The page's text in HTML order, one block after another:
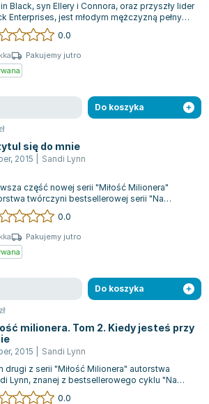
Black, syn Ellery i Connora, oraz przyszły lider
Enterprises, jest młodym mężczyzną pełnym
i energii. W wieku d...
0.0
Pakujemy jutro
Do koszyka
się do mnie
, 2015 Sandi Lynn
część nowej serii "Miłość Milionera"
twórczyni bestsellerowej serii "Na
przedstawia historię Rory Sincl...
0.0
Pakujemy jutro
zł
Do koszyka
milionera. Tom 2. Kiedy jesteś przy
, 2015
Sandi Lynn
drugi z serii "Miłość Milionera" autorstwa
Lynn, znanej z bestsellerowego cyklu "Na
kontynuuje fascynującą opow...
0.0